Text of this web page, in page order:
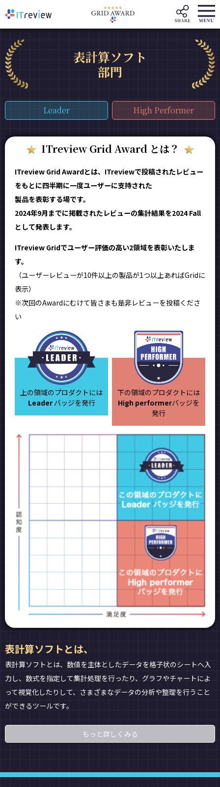
表計算ソフト
部門
Leader High Performer
ITreview Grid Award とは？
ITreview Grid Awardとは、ITreviewで投稿されたレビュー
をもとに四半期に一度ユーザーに支持された
製品を表彰する場です。
2024年9月までに掲載されたレビューの集計結果を2024 Fall
として発表します。
ITreview Gridでユーザー評価の高い2領域を表彰いたしま
す。
（ユーザーレビューが10件以上の製品が1つ以上あればGridに
表示）
※次回のAwardにむけて皆さまも是非レビューを投稿くださ
い
上の領域のプロダクトには
Leaderバッジを発行
下の領域のプロダクトには
High performerバッジを
発行
表計算ソフトとは、
表計算ソフトとは、数値を主体としたデータを格子状のシートへ入
力し、数式を指定して集計処理を行ったり、グラフやチャートによ
って視覚化したりして、さまざまなデータの分析や整理を行うこと
ができるツールです。
もっと詳しくみる